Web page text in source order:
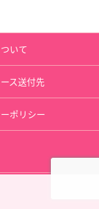
いて
ス送付先
ポリシー